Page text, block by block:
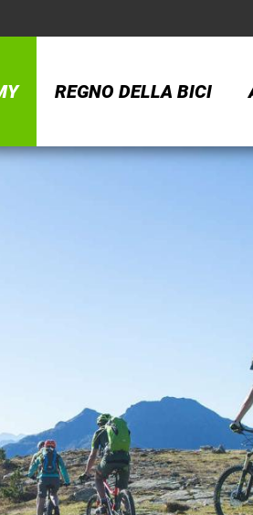
REGNO DELLA BICI